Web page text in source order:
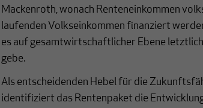
Mackenroth, wonach Renteneinkommen
laufenden Volkseinkommen finanziert
es auf gesamtwirtschaftlicher Ebene
gebe.
Als entscheidenden Hebel für die
identifiziert das Rentenpaket die